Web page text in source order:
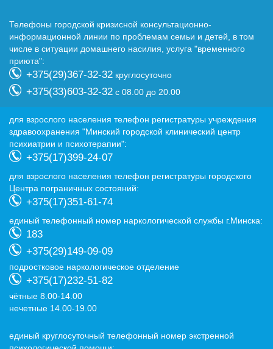
Телефоны городской кризисной консультационно-
информационной линии по проблемам семьи и детей, в том
числе в ситуации домашнего насилия, услуга "временного
приюта":
+375(29)367-32-32 круглосуточно
+375(33)603-32-32 с 08.00 до 20.00
для взрослого населения телефон регистратуры учреждения
здравоохранения "Минский городской клинический центр
психиатрии и психотерапии":
+375(17)399-24-07
для взрослого населения телефон регистратуры городского
Центра пограничных состояний:
+375(17)351-61-74
eдиный телефонный номер наркологической службы г.Минска:
183
+375(29)149-09-09
подростковое наркологическое отделение
+375(17)232-51-82
чётные 8.00-14.00
нечетные 14.00-19.00
eдиный круглосуточный телефонный номер экстренной